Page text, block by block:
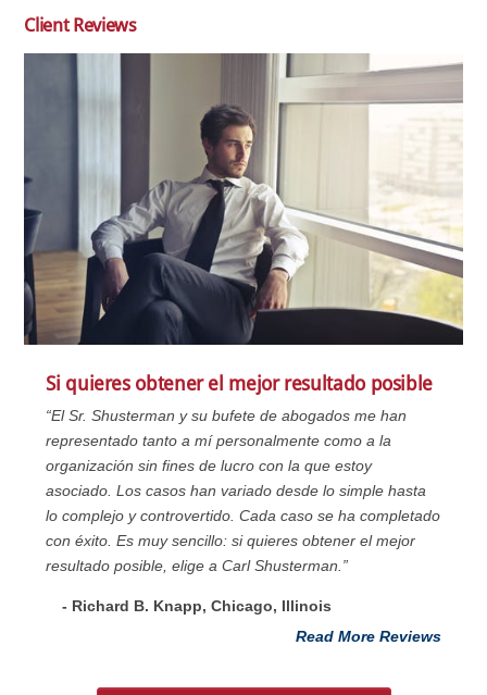
Client Reviews
Si quieres obtener el mejor resultado posible
“El Sr. Shusterman y su bufete de abogados me han
representado tanto a mí personalmente como a la
organización sin fines de lucro con la que estoy
asociado. Los casos han variado desde lo simple hasta
lo complejo y controvertido. Cada caso se ha completado
con éxito. Es muy sencillo: si quieres obtener el mejor
resultado posible, elige a Carl Shusterman.”
- Richard B. Knapp, Chicago, Illinois
Read More Reviews